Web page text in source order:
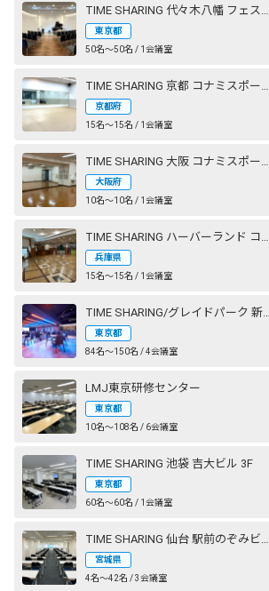
東京都
50名〜50名 / 1会議室
京都府
15名〜15名 / 1会議室
大阪府
10名〜10名 / 1会議室
兵庫県
15名〜15名 / 1会議室
TIME SHARING/グレイドパーク 新橋駅前（銀座口）
東京都
84名〜150名 / 4会議室
LMJ東京研修センター
東京都
10名〜108名 / 6会議室
TIME SHARING 池袋 吉大ビル 3F
東京都
60名〜60名 / 1会議室
TIME SHARING 仙台 駅前のぞみビル
宮城県
4名〜42名 / 3会議室